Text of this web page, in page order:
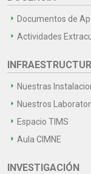
Documentos de
Actividades
Nuestras
Nuestros
Espacio TIMS
Aula CIMNE
INVESTIGACIÓN